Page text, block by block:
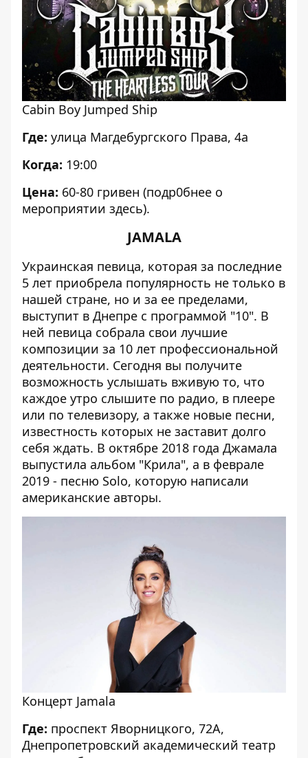
Cabin Boy Jumped Ship
Где: улица Магдебургского Права, 4а
Когда: 19:00
Цена: 60-80 гривен (подр0бнее о
мероприятии здесь).
JAMALA
Украинская певица, которая за последние
5 лет приобрела популярность не только в
нашей стране, но и за ее пределами,
выступит в Днепре с программой "10". В
ней певица собрала свои лучшие
композиции за 10 лет профессиональной
деятельности. Сегодня вы получите
возможность услышать вживую то, что
каждое утро слышите по радио, в плеере
или по телевизору, а также новые песни,
известность которых не заставит долго
себя ждать. В октябре 2018 года Джамала
выпустила альбом "Крила", а в феврале
2019 - песню Solo, которую написали
американские авторы.
Концерт Jamala
Где: проспект Яворницкого, 72А,
Днепропетровский академический театр